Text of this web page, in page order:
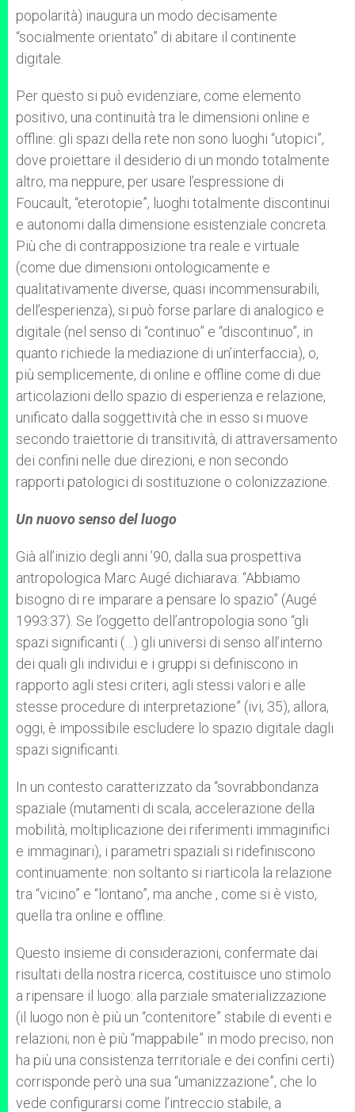
popolarità) inaugura un modo decisamente
“socialmente orientato” di abitare il continente
digitale.
Per questo si può evidenziare, come elemento
positivo, una continuità tra le dimensioni online e
offline: gli spazi della rete non sono luoghi “utopici”,
dove proiettare il desiderio di un mondo totalmente
altro, ma neppure, per usare l’espressione di
Foucault, “eterotopie”, luoghi totalmente discontinui
e autonomi dalla dimensione esistenziale concreta.
Più che di contrapposizione tra reale e virtuale
(come due dimensioni ontologicamente e
qualitativamente diverse, quasi incommensurabili,
dell’esperienza), si può forse parlare di analogico e
digitale (nel senso di “continuo” e “discontinuo”, in
quanto richiede la mediazione di un’interfaccia), o,
più semplicemente, di online e offline come di due
articolazioni dello spazio di esperienza e relazione,
unificato dalla soggettività che in esso si muove
secondo traiettorie di transitività, di attraversamento
dei confini nelle due direzioni, e non secondo
rapporti patologici di sostituzione o colonizzazione.
Un nuovo senso del luogo
Già all’inizio degli anni ’90, dalla sua prospettiva
antropologica Marc Augé dichiarava: “Abbiamo
bisogno di re imparare a pensare lo spazio” (Augé
1993:37). Se l’oggetto dell’antropologia sono “gli
spazi significanti (…) gli universi di senso all’interno
dei quali gli individui e i gruppi si definiscono in
rapporto agli stesi criteri, agli stessi valori e alle
stesse procedure di interpretazione” (ivi, 35), allora,
oggi, è impossibile escludere lo spazio digitale dagli
spazi significanti.
In un contesto caratterizzato da “sovrabbondanza
spaziale (mutamenti di scala, accelerazione della
mobilità, moltiplicazione dei riferimenti immaginifici
e immaginari), i parametri spaziali si ridefiniscono
continuamente: non soltanto si riarticola la relazione
tra “vicino” e “lontano”, ma anche , come si è visto,
quella tra online e offline.
Questo insieme di considerazioni, confermate dai
risultati della nostra ricerca, costituisce uno stimolo
a ripensare il luogo: alla parziale smaterializzazione
(il luogo non è più un “contenitore” stabile di eventi e
relazioni; non è più “mappabile” in modo preciso; non
ha più una consistenza territoriale e dei confini certi)
corrisponde però una sua “umanizzazione”, che lo
vede configurarsi come l’intreccio stabile, a